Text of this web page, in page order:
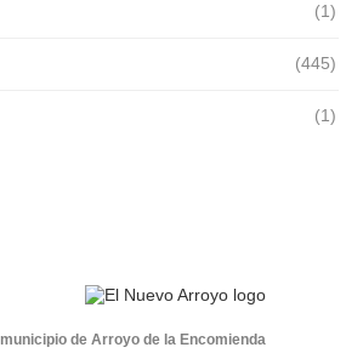
(1)
(445)
(1)
de Arroyo de la Encomienda